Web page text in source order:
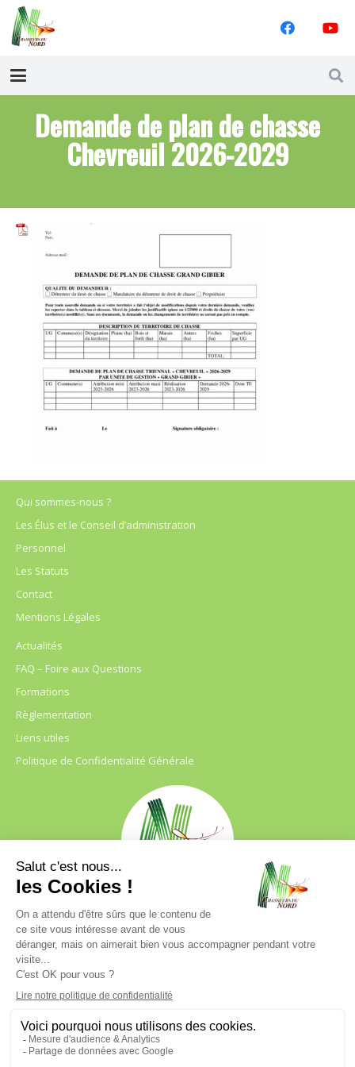
Demande de plan de chasse
Chevreuil 2026-2029
Qui sommes-nous ?
Les Élus et le Conseil d’administration
Personnel
Les Statuts
Contact
Mentions Légales
Actualités
FAQ – Foire aux Questions
Formations
Règlementation
Liens utiles
Politique de Confidentialité Générale
FDC 59
680 B RUE DE LA GRISE CHEMISE
DREVE NOTRE DAME D’AMOUR
59230 ST AMAND LES EAUX
03.20.41.45.63
webfdc59@chasse59.net